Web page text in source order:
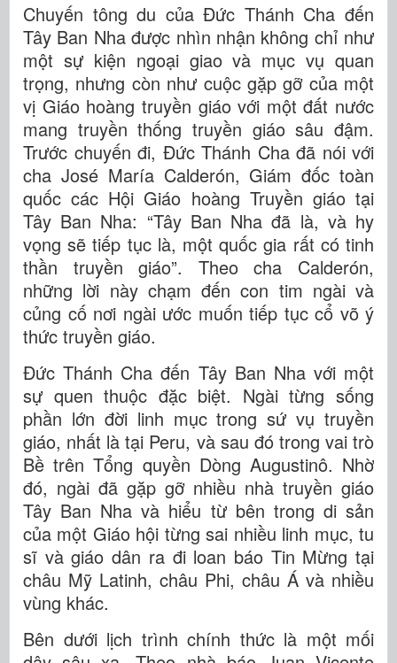
Chuyến tông du của Đức Thánh Cha đến
Tây Ban Nha được nhìn nhận không chỉ như
một sự kiện ngoại giao và mục vụ quan
trọng, nhưng còn như cuộc gặp gỡ của một
vị Giáo hoàng truyền giáo với một đất nước
mang truyền thống truyền giáo sâu đậm.
Trước chuyến đi, Đức Thánh Cha đã nói với
cha José María Calderón, Giám đốc toàn
quốc các Hội Giáo hoàng Truyền giáo tại
Tây Ban Nha: “Tây Ban Nha đã là, và hy
vọng sẽ tiếp tục là, một quốc gia rất có tinh
thần truyền giáo”. Theo cha Calderón,
những lời này chạm đến con tim ngài và
củng cố nơi ngài ước muốn tiếp tục cổ võ ý
thức truyền giáo.
Đức Thánh Cha đến Tây Ban Nha với một
sự quen thuộc đặc biệt. Ngài từng sống
phần lớn đời linh mục trong sứ vụ truyền
giáo, nhất là tại Peru, và sau đó trong vai trò
Bề trên Tổng quyền Dòng Augustinô. Nhờ
đó, ngài đã gặp gỡ nhiều nhà truyền giáo
Tây Ban Nha và hiểu từ bên trong di sản
của một Giáo hội từng sai nhiều linh mục, tu
sĩ và giáo dân ra đi loan báo Tin Mừng tại
châu Mỹ Latinh, châu Phi, châu Á và nhiều
vùng khác.
Bên dưới lịch trình chính thức là một mối